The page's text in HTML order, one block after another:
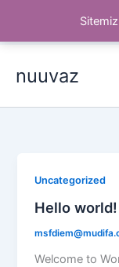
nuuvaz
Uncategorized
Hello world!
Welcome to